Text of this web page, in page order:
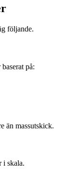
följande.
på:
än massutskick.
i skala.